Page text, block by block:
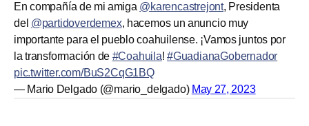
En compañía de mi amiga @karencastrejont, Presidenta
del @partidoverdemex, hacemos un anuncio muy
importante para el pueblo coahuilense. ¡Vamos juntos por
la transformación de #Coahuila!#GuadianaGobernador
pic.twitter.com/BuS2CqG1BQ
— Mario Delgado (@mario_delgado) May 27, 2023